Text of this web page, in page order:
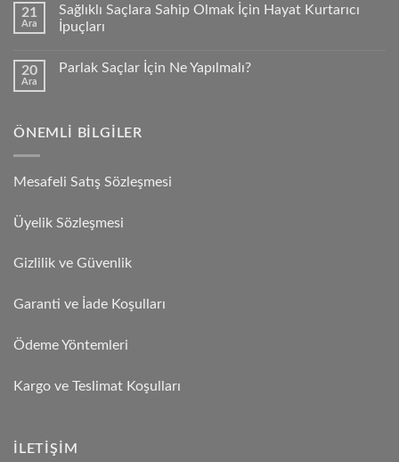
21
Ara
Sağlıklı Saçlara Sahip Olmak İçin Hayat Kurtarıcı
İpuçları
20
Ara
Parlak Saçlar İçin Ne Yapılmalı?
ÖNEMLI BILGILER
Mesafeli Satış Sözleşmesi
Üyelik Sözleşmesi
Gizlilik ve Güvenlik
Garanti ve İade Koşulları
Ödeme Yöntemleri
Kargo ve Teslimat Koşulları
İLETIŞIM